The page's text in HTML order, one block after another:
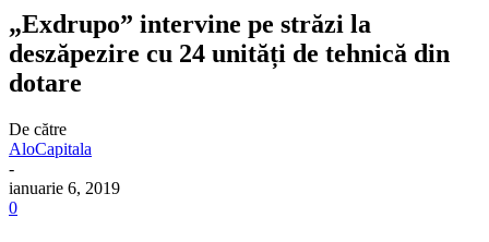
„Exdrupo” intervine pe străzi la
deszăpezire cu 24 unități de tehnică din
dotare
De către
AloCapitala
-
ianuarie 6, 2019
0